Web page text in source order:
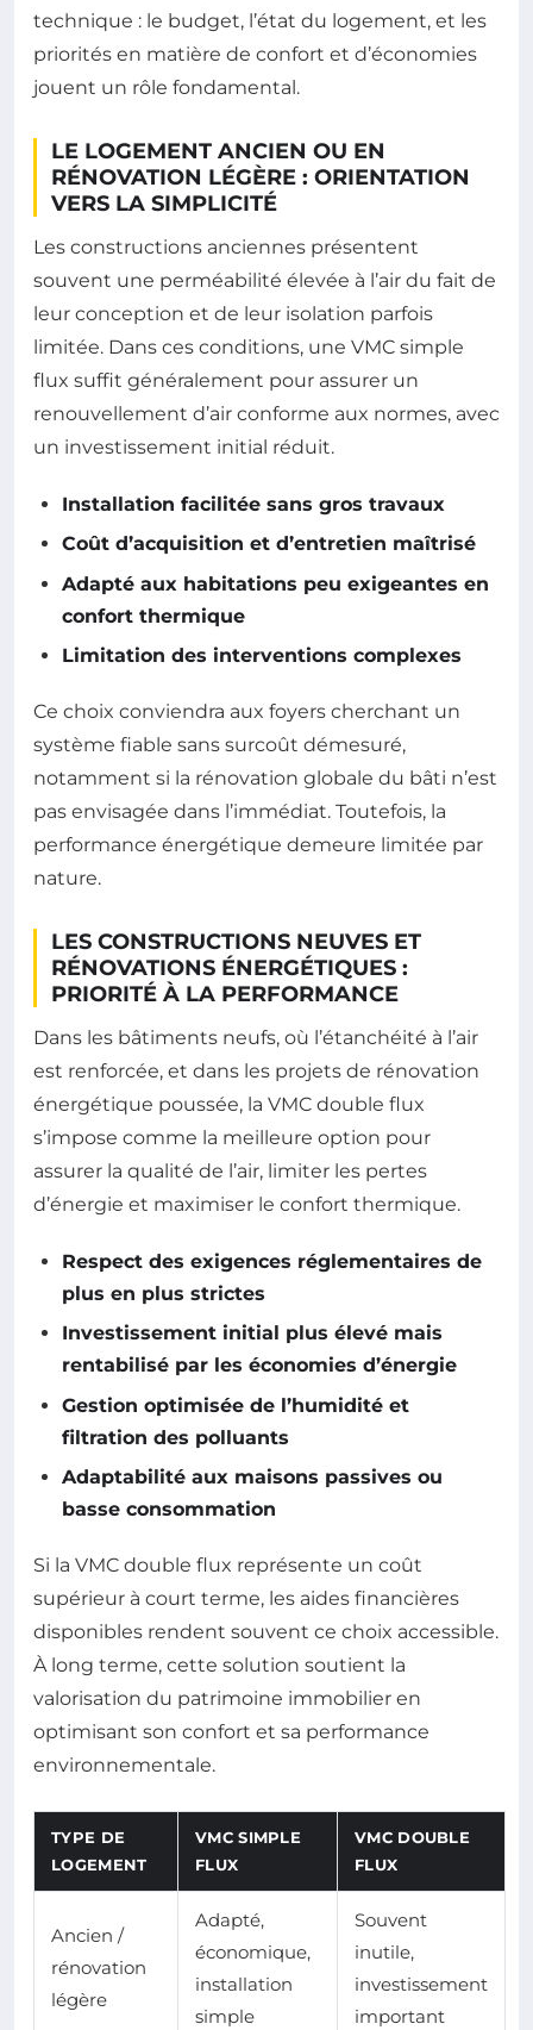
technique : le budget, l’état du logement, et les
priorités en matière de confort et d’économies
jouent un rôle fondamental.
LE LOGEMENT ANCIEN OU EN
RÉNOVATION LÉGÈRE : ORIENTATION
VERS LA SIMPLICITÉ
Les constructions anciennes présentent
souvent une perméabilité élevée à l’air du fait de
leur conception et de leur isolation parfois
limitée. Dans ces conditions, une VMC simple
flux suffit généralement pour assurer un
renouvellement d’air conforme aux normes, avec
un investissement initial réduit.
Installation facilitée sans gros travaux
Coût d’acquisition et d’entretien maîtrisé
Adapté aux habitations peu exigeantes en
confort thermique
Limitation des interventions complexes
Ce choix conviendra aux foyers cherchant un
système fiable sans surcoût démesuré,
notamment si la rénovation globale du bâti n’est
pas envisagée dans l’immédiat. Toutefois, la
performance énergétique demeure limitée par
nature.
LES CONSTRUCTIONS NEUVES ET
RÉNOVATIONS ÉNERGÉTIQUES :
PRIORITÉ À LA PERFORMANCE
Dans les bâtiments neufs, où l’étanchéité à l’air
est renforcée, et dans les projets de rénovation
énergétique poussée, la VMC double flux
s’impose comme la meilleure option pour
assurer la qualité de l’air, limiter les pertes
d’énergie et maximiser le confort thermique.
Respect des exigences réglementaires de
plus en plus strictes
Investissement initial plus élevé mais
rentabilisé par les économies d’énergie
Gestion optimisée de l’humidité et
filtration des polluants
Adaptabilité aux maisons passives ou
basse consommation
Si la VMC double flux représente un coût
supérieur à court terme, les aides financières
disponibles rendent souvent ce choix accessible.
À long terme, cette solution soutient la
valorisation du patrimoine immobilier en
optimisant son confort et sa performance
environnementale.
TYPE DE
LOGEMENT
VMC SIMPLE
FLUX
VMC DOUBLE
FLUX
Ancien /
rénovation
légère
Adapté,
économique,
installation
simple
Souvent
inutile,
investissement
important